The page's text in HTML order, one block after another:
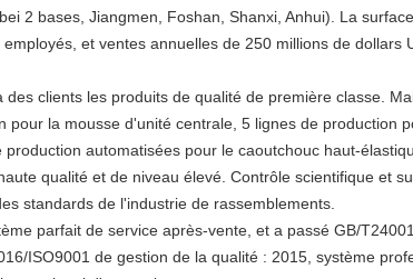
2 bases, Jiangmen, Foshan, Shanxi, Anhui). La
et ventes annuelles de 250 millions de dollars
clients les produits de qualité de première classe.
la mousse d'unité centrale, 5 lignes de production
automatisées pour le caoutchouc haut-
qualité et de niveau élevé. Contrôle scientifique et
standards de l'industrie de rassemblements.
parfait de service après-vente, et a passé GB/
ISO9001 de gestion de la qualité : 2015, système